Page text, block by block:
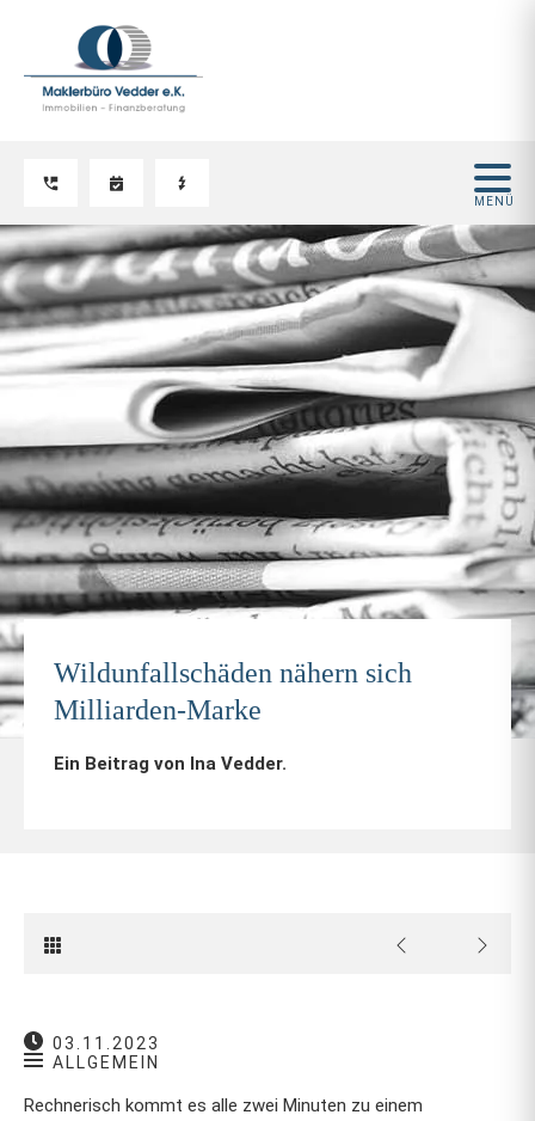
Wildunfallschäden nähern sich
Milliarden-Marke
Ein Beitrag von Ina Vedder.
03.11.2023
ALLGEMEIN
Rechnerisch kommt es alle zwei Minuten zu einem